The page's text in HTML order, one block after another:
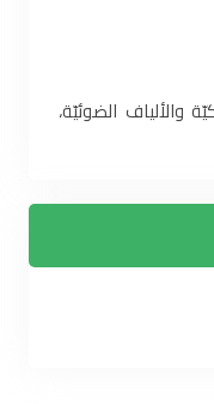
الضوئيّة،